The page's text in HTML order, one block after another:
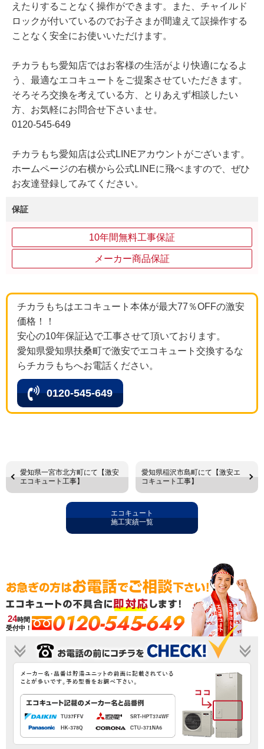
えたりすることなく操作ができます。また、チャイルド
ロックが付いているのでお子さまが間違えて誤操作する
ことなく安全にお使いいただけます。
チカラもち愛知店ではお客様の生活がより快適になるよ
う、最適なエコキュートをご提案させていただきます。
そろそろ交換を考えている方、とりあえず相談したい
方、お気軽にお問合せ下さいませ。
0120-545-649
チカラもち愛知店は公式LINEアカウントがございます。
ホームページの右横から公式LINEに飛べますので、ぜひ
お友達登録してみてください。
保証
10年間無料工事保証
メーカー商品保証
チカラもちはエコキュート本体が最大77％OFFの激安
価格！！
安心の10年保証込で工事させて頂いております。
愛知県愛知県扶桑町で激安でエコキュート交換するな
らチカラもちへお電話ください。
0120-545-649
愛知県一宮市北方町にて【激安
エコキュート工事】
愛知県稲沢市島町にて【激安エ
コキュート工事】
エコキュート
施工実績一覧
24時間
受付中！
0120-545-649